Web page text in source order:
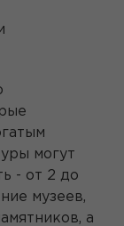
могут
- от 2 до
музеев,
а